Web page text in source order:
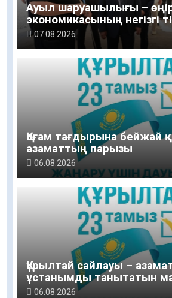
Ауыл шаруашылығы –
экономикасының негізгі
07.08.2026
Қоғам тағдырына бейжай
азаматтың парызы
06.08.2026
Құрылтай сайлауы –
ұстанымды танытатын
қадам
06.08.2026